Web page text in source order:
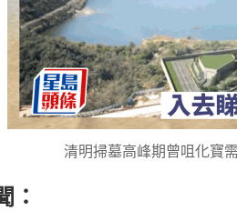
清明掃墓高峰期曾咀化寶
：